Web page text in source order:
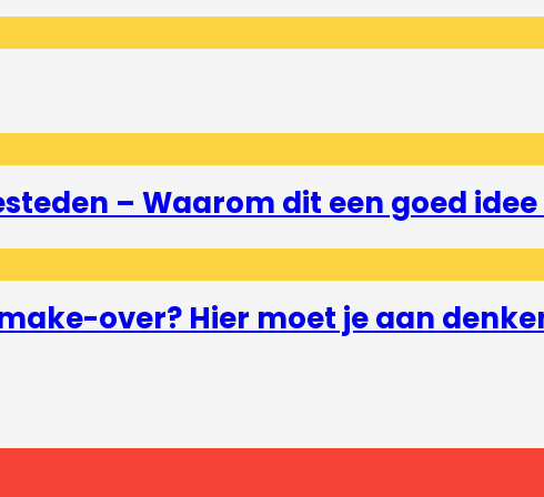
– Waarom dit een goed idee
over? Hier moet je aan